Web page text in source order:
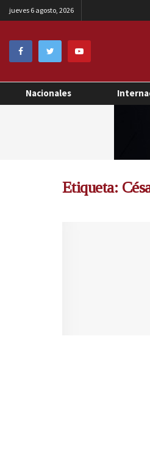
jueves 6 agosto, 2026
Nacionales
Etiqueta: